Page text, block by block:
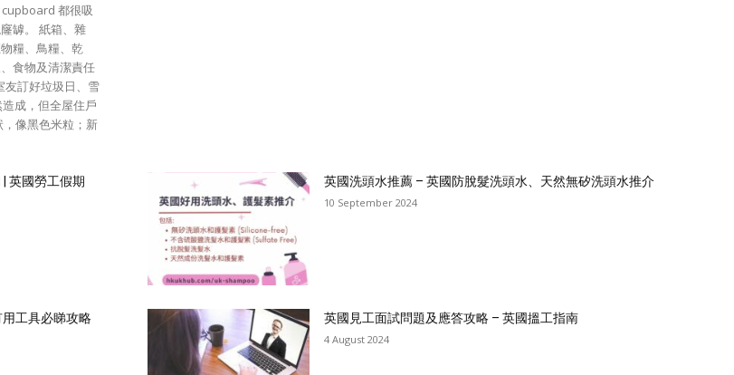
都很吸
罅。 紙箱、雜
糧、鳥糧、乾
食物及清潔責任
友訂好垃圾日、雪
成，但全屋住戶
像黑色米粒；新
英國勞工假期 英國洗頭水推薦 – 英國防脫髮洗頭水、天然無矽洗頭水推介
10 September 2024
工具必睇攻略 英國見工面試問題及應答攻略 – 英國搵工指南
4 August 2024